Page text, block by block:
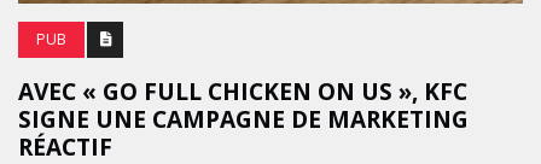
PUB
AVEC « GO FULL CHICKEN ON US », KFC
SIGNE UNE CAMPAGNE DE MARKETING
RÉACTIF